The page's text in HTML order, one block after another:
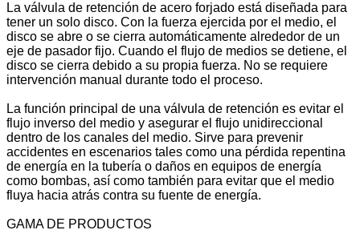
La válvula de retención de acero forjado está diseñada para
tener un solo disco. Con la fuerza ejercida por el medio, el
disco se abre o se cierra automáticamente alrededor de un
eje de pasador fijo. Cuando el flujo de medios se detiene, el
disco se cierra debido a su propia fuerza. No se requiere
intervención manual durante todo el proceso.
La función principal de una válvula de retención es evitar el
flujo inverso del medio y asegurar el flujo unidireccional
dentro de los canales del medio. Sirve para prevenir
accidentes en escenarios tales como una pérdida repentina
de energía en la tubería o daños en equipos de energía
como bombas, así como también para evitar que el medio
fluya hacia atrás contra su fuente de energía.
GAMA DE PRODUCTOS